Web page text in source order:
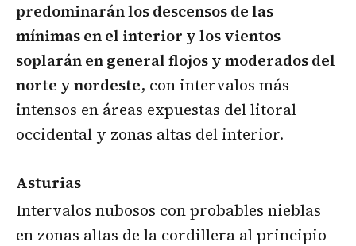
predominarán los descensos de las
mínimas en el interior y los vientos
soplarán en general flojos y moderados del
norte y nordeste, con intervalos más
intensos en áreas expuestas del litoral
occidental y zonas altas del interior.
Asturias
Intervalos nubosos con probables nieblas
en zonas altas de la cordillera al principio